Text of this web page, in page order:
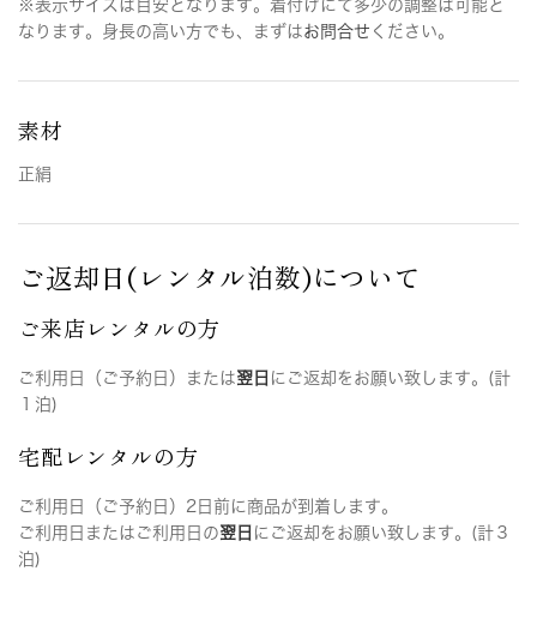
※表示サイズは目安となります。着付けにて多少の調整は可能と
なります。身長の高い方でも、まずはお問合せ ください。
素材
正絹
ご返却日(レンタル泊数)について
ご来店レンタルの方
ご利用日（ご予約日）または翌日 にご返却をお願い致します。(計
１泊)
宅配レンタルの方
ご利用日（ご予約日）2日前に商品が到着します。
ご利用日またはご利用日の翌日 にご返却をお願い致します。(計３
泊)